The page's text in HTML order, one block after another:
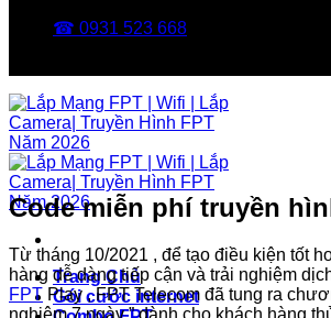
☎ 0931 523 668
Trang Chủ
Gói cước internet
Code miễn phí truyền
Từ tháng 10/2021 , để tạo điều kiện tốt
hàng dễ dàng tiếp cận và trải nghiệm
FPT Play , FPT Telecom đã tung ra
nghiệm 7 ngày ” dành cho khách hàng